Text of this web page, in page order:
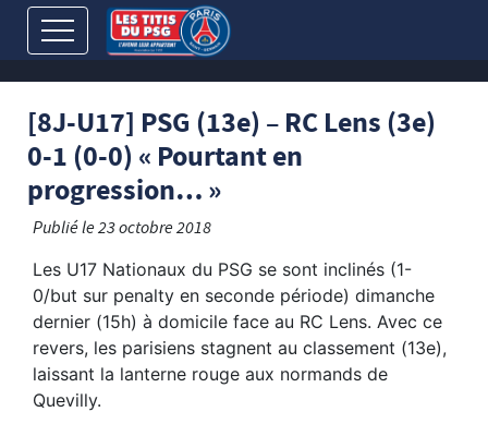
[8J-U17] PSG (13e) – RC Lens (3e)
0-1 (0-0) « Pourtant en
progression… »
Publié le23 octobre 2018
Les U17 Nationaux du PSG se sont inclinés (1-
0/but sur penalty en seconde période) dimanche
dernier (15h) à domicile face au RC Lens. Avec ce
revers, les parisiens stagnent au classement (13e),
laissant la lanterne rouge aux normands de
Quevilly.